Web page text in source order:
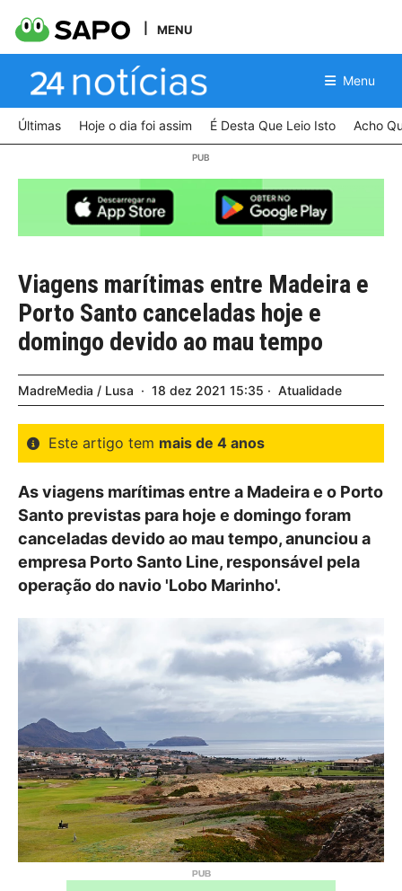
MENU
Menu
Últimas Hoje o dia foi assim É Desta Que Leio Isto Acho
Viagens marítimas entre Madeira e
Porto Santo canceladas hoje e
domingo devido ao mau tempo
MadreMedia / Lusa 18 dez 2021 15:35 Atualidade
Este artigo tem mais de 4 anos
As viagens marítimas entre a Madeira e o Porto
Santo previstas para hoje e domingo foram
canceladas devido ao mau tempo, anunciou a
empresa Porto Santo Line, responsável pela
operação do navio 'Lobo Marinho'.